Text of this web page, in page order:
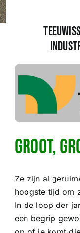
Wedstrijden
Clubinformatie
Het eerste
Organisatie
Sponsoren
Groot,
Ze zijn al
hoogste tijd om
In de loop der
een begrip